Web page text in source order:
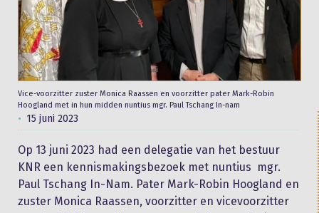
Vice-voorzitter zuster Monica Raassen en voorzitter pater Mark-Robin
Hoogland met in hun midden nuntius mgr. Paul Tschang In-nam
15 juni 2023
Op 13 juni 2023 had een delegatie van het bestuur
KNR een kennismakingsbezoek met nuntius mgr.
Paul Tschang In-Nam. Pater Mark-Robin Hoogland en
zuster Monica Raassen, voorzitter en vicevoorzitter